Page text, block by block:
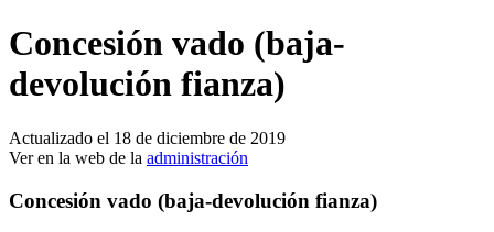
Concesión vado (baja-
devolución fianza)
Actualizado el 18 de diciembre de 2019
Ver en la web de la administración
Concesión vado (baja-devolución fianza)